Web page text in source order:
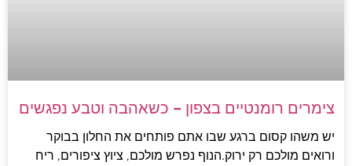
צימרים רומנטיים בצפון – כשאהבה וטבע נפגשים
יש משהו קסום ברגע שבו אתם פותחים את החלון בבוקר
ורואים מולכם רק ירוק.הנוף נפרש מולכם, ציוץ ציפורים, ריח